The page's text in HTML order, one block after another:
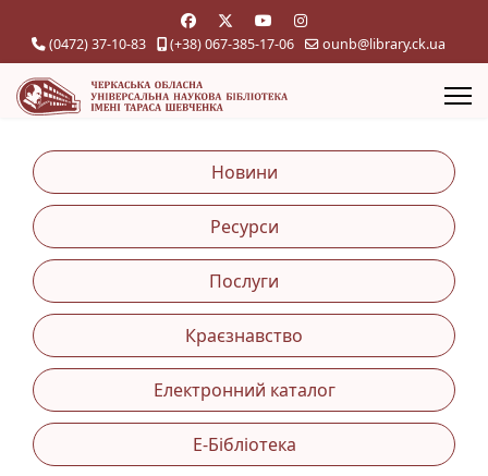
(0472) 37-10-83 (+38) 067-385-17-06 ounb@library.ck.ua
Новини
Ресурси
Послуги
Краєзнавство
Електронний каталог
Е-Бібліотека